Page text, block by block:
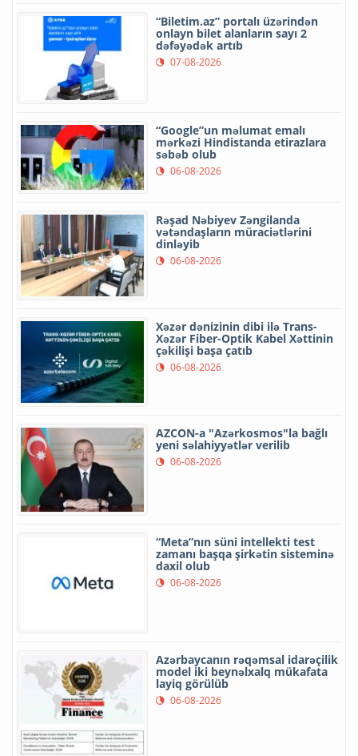
“Biletim.az” portalı üzərindən
onlayn bilet alanların sayı 2
dəfəyədək artıb
07-08-2026
“Google”un məlumat emalı
mərkəzi Hindistanda etirazlara
səbəb olub
06-08-2026
Rəşad Nəbiyev Zəngilanda
vətəndaşların müraciətlərini
dinləyib
06-08-2026
Xəzər dənizinin dibi ilə Trans-
Xəzər Fiber-Optik Kabel Xəttinin
çəkilişi başa çatıb
06-08-2026
AZCON-a "Azərkosmos"la bağlı
yeni səlahiyyətlər verilib
06-08-2026
“Meta”nın süni intellekti test
zamanı başqa şirkətin sisteminə
daxil olub
06-08-2026
Azərbaycanın rəqəmsal idarəçilik
model iki beynəlxalq mükafata
layiq görülüb
06-08-2026